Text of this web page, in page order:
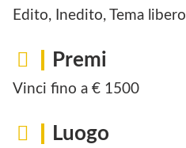
Edito, Inedito, Tema libero
Premi
Vinci fino a € 1500
Luogo